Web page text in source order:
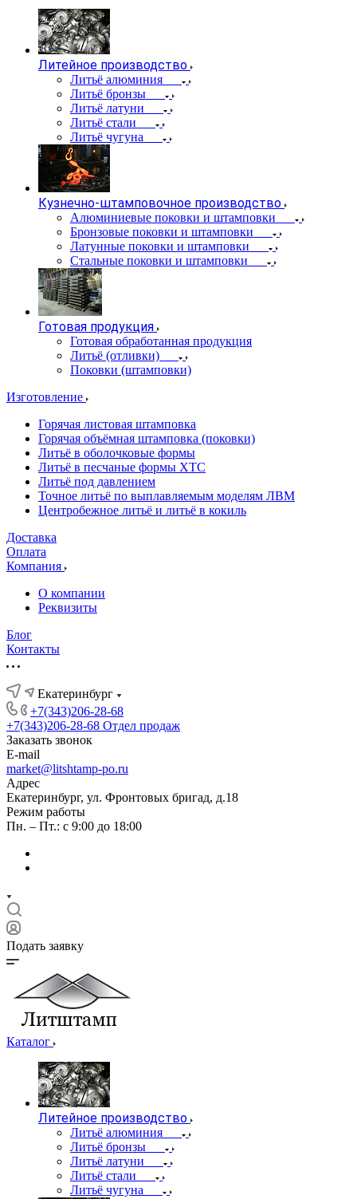
Литейное производство
Литьё алюминия
Литьё бронзы
Литьё латуни
Литьё стали
Литьё чугуна
Кузнечно-штамповочное производство
Алюминиевые поковки и штамповки
Бронзовые поковки и штамповки
Латунные поковки и штамповки
Стальные поковки и штамповки
Готовая продукция
Готовая обработанная продукция
Литьё (отливки)
Поковки (штамповки)
Изготовление
Горячая листовая штамповка
Горячая объёмная штамповка (поковки)
Литьё в оболочковые формы
Литьё в песчаные формы ХТС
Литьё под давлением
Точное литьё по выплавляемым моделям ЛВМ
Центробежное литьё и литьё в кокиль
Доставка
Оплата
Компания
О компании
Реквизиты
Блог
Контакты
Екатеринбург
+7(343)206-28-68
+7(343)206-28-68 Отдел продаж
Заказать звонок
E-mail
market@litshtamp-po.ru
Адрес
Екатеринбург, ул. Фронтовых бригад, д.18
Режим работы
Пн. – Пт.: с 9:00 до 18:00
Подать заявку
Каталог
Литейное производство
Литьё алюминия
Литьё бронзы
Литьё латуни
Литьё стали
Литьё чугуна